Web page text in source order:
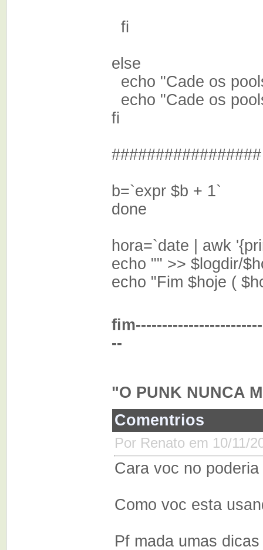
fi
else
echo "Cade os
echo "Cade os
fi
#################
b=`expr $b + 1`
done
hora=`date | awk
echo "" >> $logdir/
echo "Fim $hoje (
--
"O PUNK NUNCA
Comentrios
Por Renato em 10/11/
Cara voc no
Como voc esta
Pf mada umas